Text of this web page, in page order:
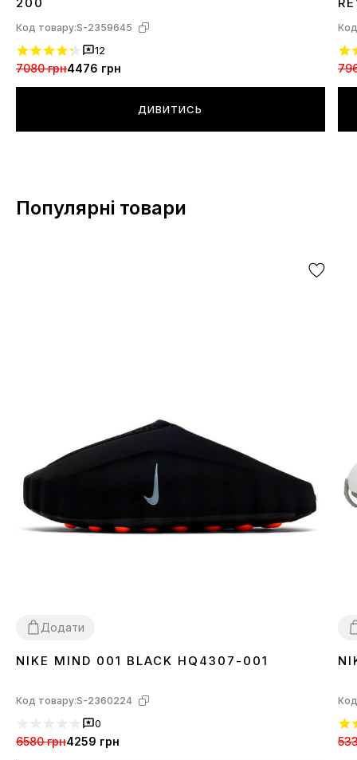
200
Код товару:S-2359645
12
7080 грн4476 грн
ДИВИТИСЬ
Популярні товари
Додати
3637 38 39 40 41 42 434445
NIKE MIND 001 BLACK HQ4307-001
Код товару:S-2360224
0
6580 грн4259 грн